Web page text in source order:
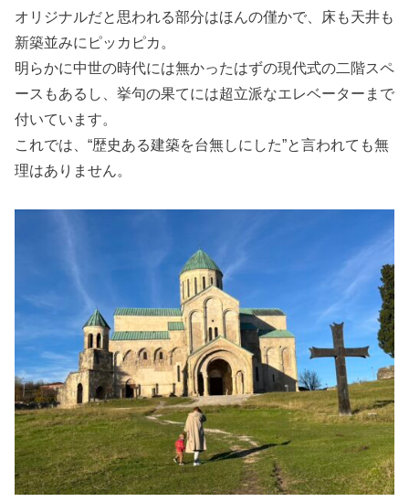
オリジナルだと思われる部分はほんの僅かで、床も天井も
新築並みにピッカピカ。
明らかに中世の時代には無かったはずの現代式の二階スペ
ースもあるし、挙句の果てには超立派なエレベーターまで
付いています。
これでは、“歴史ある建築を台無しにした”と言われても無
理はありません。